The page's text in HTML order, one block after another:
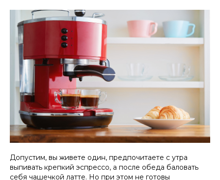
Допустим, вы живете один, предпочитаете с утра
выпивать крепкий эспрессо, а после обеда баловать
себя чашечкой латте. Но при этом не готовы